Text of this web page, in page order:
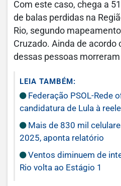
Com este caso, chega a
de balas perdidas na
Rio, segundo
Cruzado. Ainda de acordo
dessas pessoas
LEIA TAMBÉM:
Federação PSOL-Rede
candidatura de Lula à
Mais de 830 mil
2025, aponta relatório
Ventos diminuem de
Rio volta ao Estágio 1